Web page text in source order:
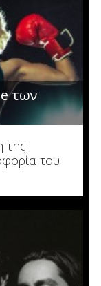
των
της
του